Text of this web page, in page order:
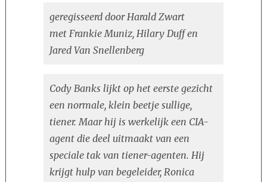
geregisseerd door Harald Zwart
met Frankie Muniz, Hilary Duff en
Jared Van Snellenberg
Cody Banks lijkt op het eerste gezicht
een normale, klein beetje sullige,
tiener. Maar hij is werkelijk een CIA-
agent die deel uitmaakt van een
speciale tak van tiener-agenten. Hij
krijgt hulp van begeleider, Ronica